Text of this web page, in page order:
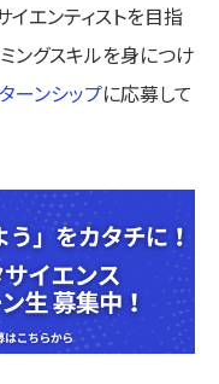
イエンティストを目指
ングスキルを身につけ
ーンシップに応募して